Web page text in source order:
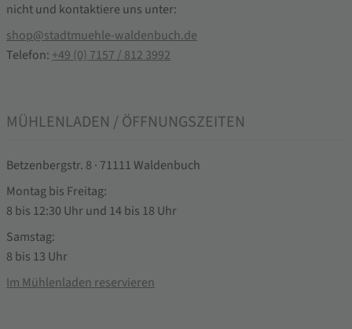
nicht und kontaktiere uns unter:
shop@stadtmuehle-waldenbuch.de
Telefon:+49 (0) 7157 / 812 3992
MÜHLENLADEN / ÖFFNUNGSZEITEN
Betzenbergstr. 8 · 71111 Waldenbuch
Montag bis Freitag:
8 bis 12:30 Uhr und 14 bis 18 Uhr
Samstag:
8 bis 13 Uhr
Im Mühlenladen reservieren